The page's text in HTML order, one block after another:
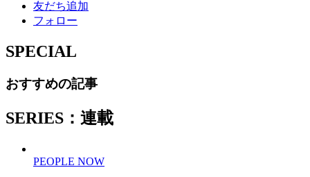
友だち追加
フォロー
SPECIAL
おすすめの記事
SERIES：連載
PEOPLE NOW